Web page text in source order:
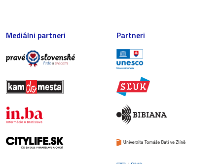
Mediálni partneri Partneri